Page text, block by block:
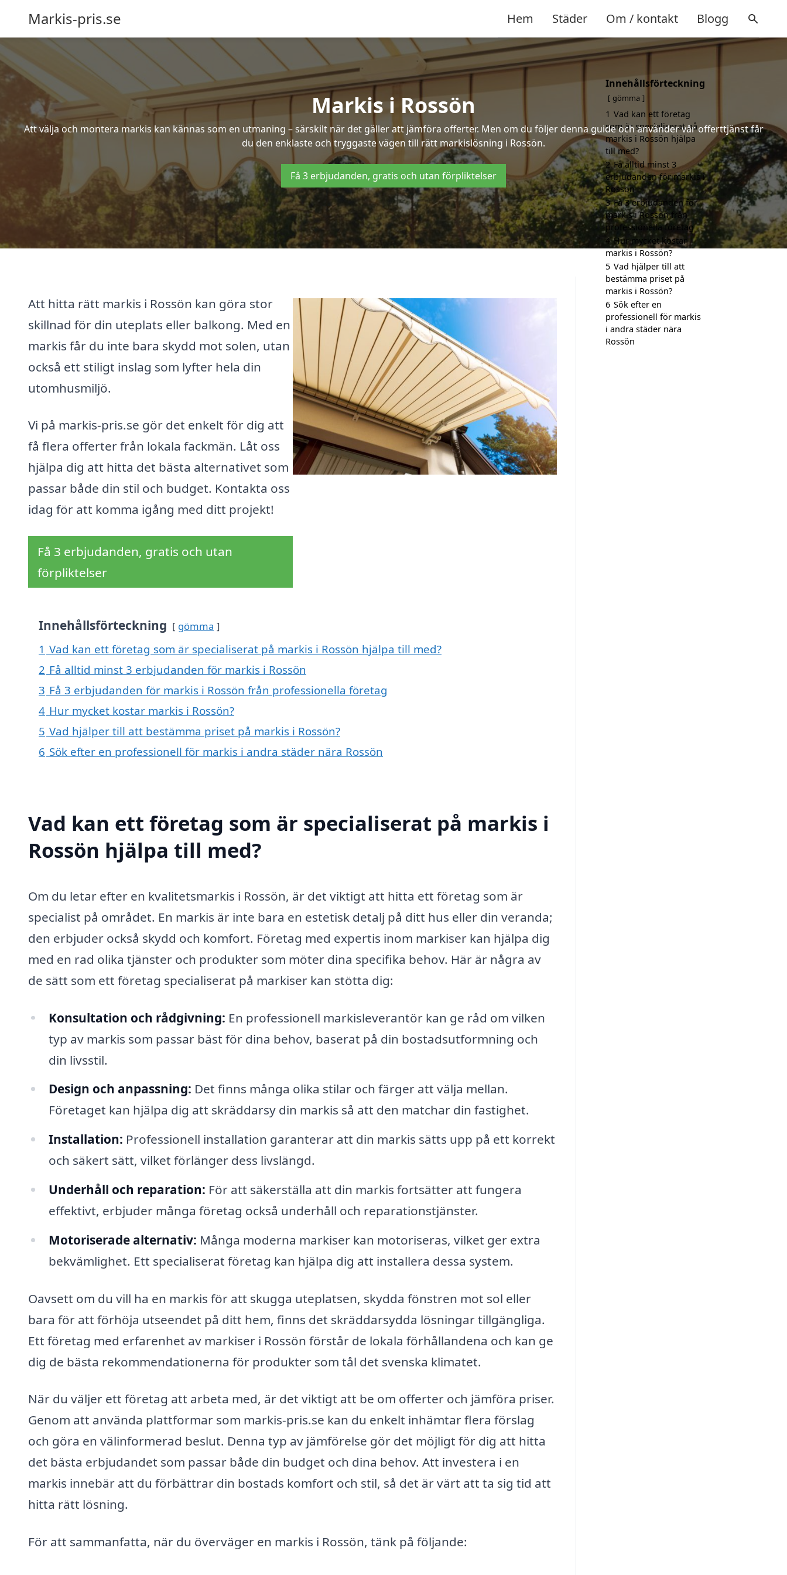
Markis-pris.se Hem Städer Om / kontakt Blogg
Markis i Rossön
Att välja och montera markis kan kännas som en utmaning – särskilt när det gäller att jämföra offerter. Men om du följer denna guide och använder vår offerttjänst får
du den enklaste och tryggaste vägen till rätt markislösning i Rossön.
Få 3 erbjudanden, gratis och utan förpliktelser
Att hitta rätt markis i Rossön kan göra stor
skillnad för din uteplats eller balkong. Med en
markis får du inte bara skydd mot solen, utan
också ett stiligt inslag som lyfter hela din
utomhusmiljö.
Vi på markis-pris.se gör det enkelt för dig att
få flera offerter från lokala fackmän. Låt oss
hjälpa dig att hitta det bästa alternativet som
passar både din stil och budget. Kontakta oss
idag för att komma igång med ditt projekt!
Få 3 erbjudanden, gratis och utan
förpliktelser
Innehållsförteckning gömma
1 Vad kan ett företag som är specialiserat på markis i Rossön hjälpa till med?
2 Få alltid minst 3 erbjudanden för markis i Rossön
3 Få 3 erbjudanden för markis i Rossön från professionella företag
4 Hur mycket kostar markis i Rossön?
5 Vad hjälper till att bestämma priset på markis i Rossön?
6 Sök efter en professionell för markis i andra städer nära Rossön
Vad kan ett företag som är specialiserat på markis i
Rossön hjälpa till med?
Om du letar efter en kvalitetsmarkis i Rossön, är det viktigt att hitta ett företag som är
specialist på området. En markis är inte bara en estetisk detalj på ditt hus eller din veranda;
den erbjuder också skydd och komfort. Företag med expertis inom markiser kan hjälpa dig
med en rad olika tjänster och produkter som möter dina specifika behov. Här är några av
de sätt som ett företag specialiserat på markiser kan stötta dig:
Konsultation och rådgivning: En professionell markisleverantör kan ge råd om vilken
typ av markis som passar bäst för dina behov, baserat på din bostadsutformning och
din livsstil.
Design och anpassning: Det finns många olika stilar och färger att välja mellan.
Företaget kan hjälpa dig att skräddarsy din markis så att den matchar din fastighet.
Installation: Professionell installation garanterar att din markis sätts upp på ett korrekt
och säkert sätt, vilket förlänger dess livslängd.
Underhåll och reparation: För att säkerställa att din markis fortsätter att fungera
effektivt, erbjuder många företag också underhåll och reparationstjänster.
Motoriserade alternativ: Många moderna markiser kan motoriseras, vilket ger extra
bekvämlighet. Ett specialiserat företag kan hjälpa dig att installera dessa system.
Oavsett om du vill ha en markis för att skugga uteplatsen, skydda fönstren mot sol eller
bara för att förhöja utseendet på ditt hem, finns det skräddarsydda lösningar tillgängliga.
Ett företag med erfarenhet av markiser i Rossön förstår de lokala förhållandena och kan ge
dig de bästa rekommendationerna för produkter som tål det svenska klimatet.
När du väljer ett företag att arbeta med, är det viktigt att be om offerter och jämföra priser.
Genom att använda plattformar som markis-pris.se kan du enkelt inhämtar flera förslag
och göra en välinformerad beslut. Denna typ av jämförelse gör det möjligt för dig att hitta
det bästa erbjudandet som passar både din budget och dina behov. Att investera i en
markis innebär att du förbättrar din bostads komfort och stil, så det är värt att ta sig tid att
hitta rätt lösning.
För att sammanfatta, när du överväger en markis i Rossön, tänk på följande:
Innehållsförteckning
gömma
1 Vad kan ett företag
som är specialiserat på
markis i Rossön hjälpa
till med?
2 Få alltid minst 3
erbjudanden för markis i
Rossön
3 Få 3 erbjudanden för
markis i Rossön från
professionella företag
4 Hur mycket kostar
markis i Rossön?
5 Vad hjälper till att
bestämma priset på
markis i Rossön?
6 Sök efter en
professionell för markis
i andra städer nära
Rossön